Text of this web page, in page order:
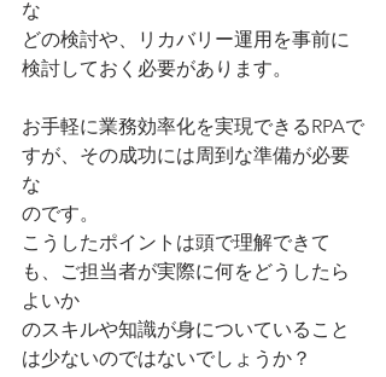
な
どの検討や、リカバリー運用を事前に
検討しておく必要があります。
お手軽に業務効率化を実現できるRPAで
すが、その成功には周到な準備が必要
な
のです。
こうしたポイントは頭で理解できて
も、ご担当者が実際に何をどうしたら
よいか
のスキルや知識が身についていること
は少ないのではないでしょうか？